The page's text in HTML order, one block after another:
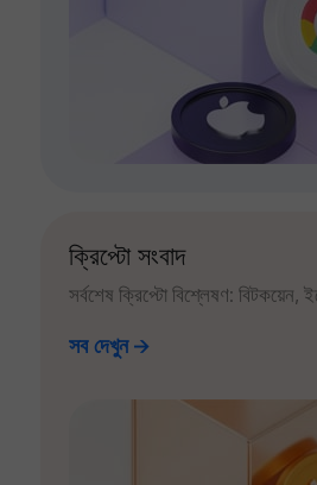
ক্রিপ্টো সংবাদ
সর্বশেষ ক্রিপ্টো বিশ্লেষণ: বিটকয়েন,
সব দেখুন